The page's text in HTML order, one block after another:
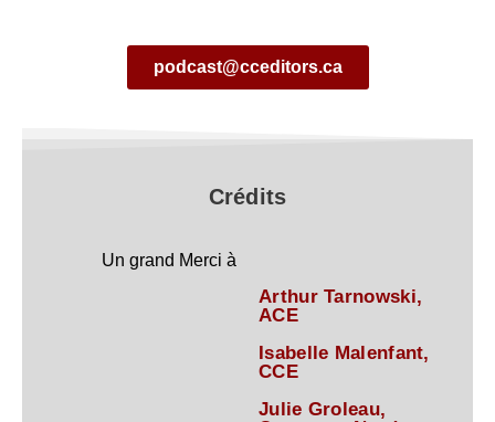
podcast@cceditors.ca
Crédits
Un grand Merci à
Arthur Tarnowski,
ACE
Isabelle Malenfant,
CCE
Julie Groleau,